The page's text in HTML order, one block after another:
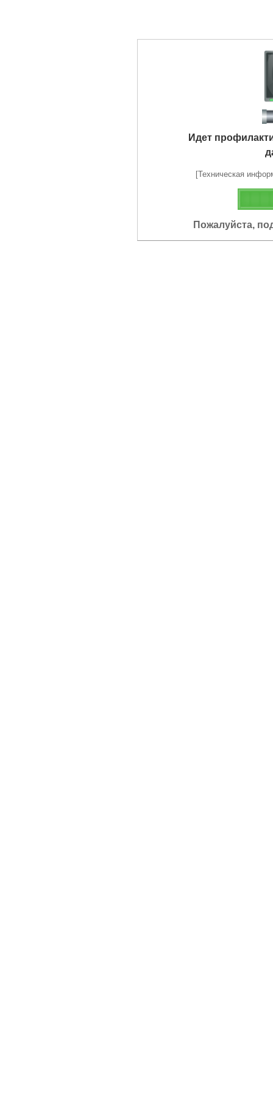
Идет
[Техническая
Пожалуйста,